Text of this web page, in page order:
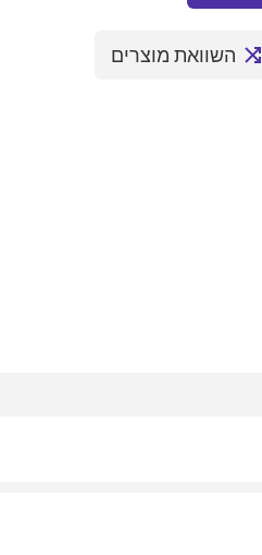
השוואת מוצרים